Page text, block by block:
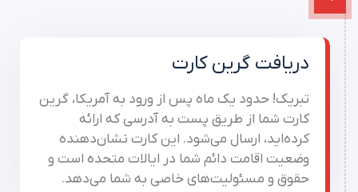
دریافت گرین کارت
تبریک! حدود یک ماه پس از ورود به آمریکا، گرین
کارت شما از طریق پست به آدرسی که ارائه
کرده‌اید، ارسال می‌شود. این کارت نشان‌دهنده
وضعیت اقامت دائم شما در ایالات متحده است و
حقوق و مسئولیت‌های خاصی به شما می‌دهد.